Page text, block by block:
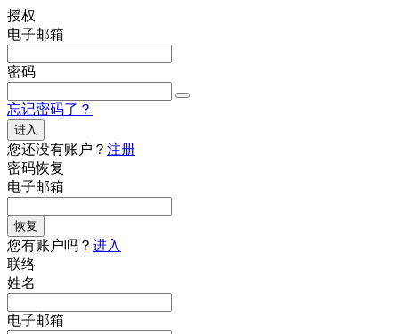
授权
电子邮箱
密码
忘记密码了？
进入
您还没有账户？ 注册
密码恢复
电子邮箱
恢复
您有账户吗？ 进入
联络
姓名
电子邮箱